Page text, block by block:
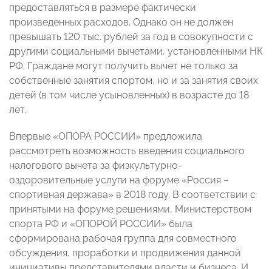
предоставляться в размере фактически
произведенных расходов. Однако он не должен
превышать 120 тыс. рублей за год в совокупности с
другими социальными вычетами, установленными НК
РФ. Граждане могут получить вычет не только за
собственные занятия спортом, но и за занятия своих
детей (в том числе усыновленных) в возрасте до 18
лет.
Впервые «ОПОРА РОССИИ» предложила
рассмотреть возможность введения социального
налогового вычета за физкультурно-
оздоровительные услуги на форуме «Россия –
спортивная держава» в 2018 году. В соответствии с
принятыми на форуме решениями, Министерством
спорта РФ и «ОПОРОЙ РОССИИ» была
сформирована рабочая группа для совместного
обсуждения, проработки и продвижения данной